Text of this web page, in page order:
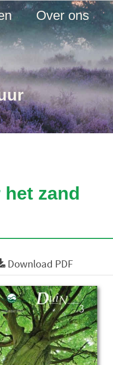
Over ons
zand
Download PDF